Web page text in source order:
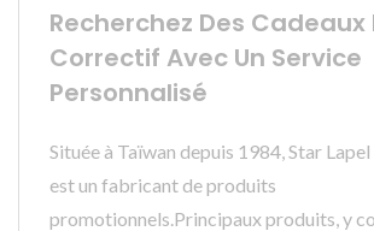
Recherchez Des Cadeaux
Correctif Avec Un Service
Personnalisé
Située à Taïwan depuis 1984, Star
est un fabricant de produits
promotionnels.Principaux produits, y